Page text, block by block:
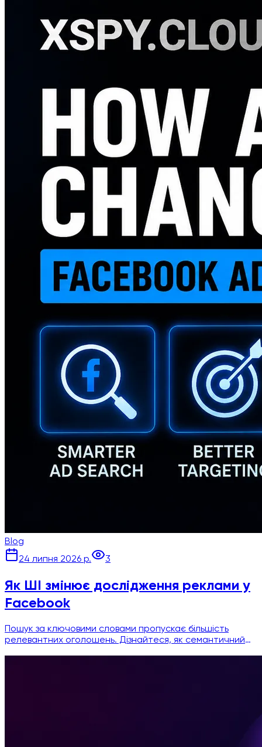
Blog
24 липня 2026 р.
3
Як ШІ змінює дослідження реклами у
Facebook
Пошук за ключовими словами пропускає більшість
релевантних оголошень. Дізнайтеся, як семантичний